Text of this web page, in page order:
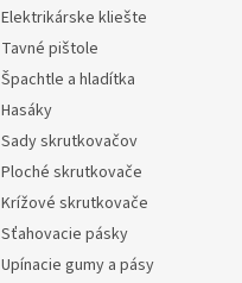
Elektrikárske kliešte
Tavné pištole
Špachtle a hladítka
Hasáky
Sady skrutkovačov
Ploché skrutkovače
Krížové skrutkovače
Sťahovacie pásky
Upínacie gumy a pásy